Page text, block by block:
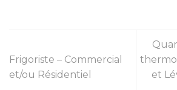
Frigoriste – Commercial
et/ou Résidentiel
et